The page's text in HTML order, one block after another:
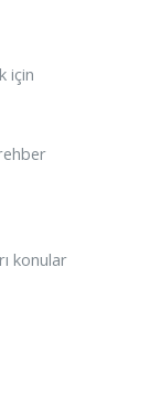
için
konular